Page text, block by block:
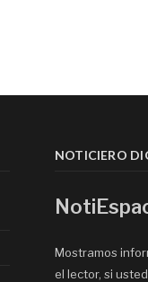
NOTICIERO
Mostramos
el lector, si